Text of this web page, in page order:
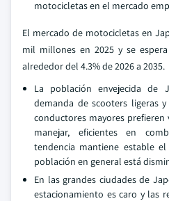
motocicletas en el mercado
El mercado de motocicletas en
mil millones en 2025 y se
alrededor del 4.3% de 2026 a 2035.
La población envejecida de
demanda de scooters ligeras
conductores mayores prefieren
manejar, eficientes en
tendencia mantiene estable
población en general está
En las grandes ciudades de
estacionamiento es caro y las